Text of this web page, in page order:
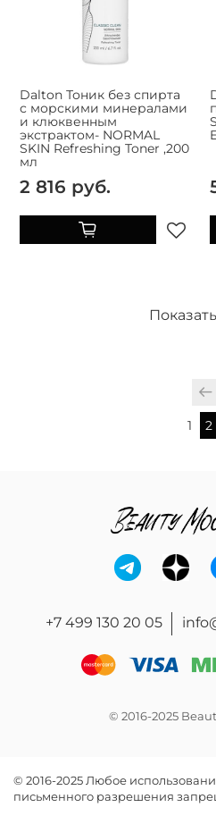
Dalton Тоник без спирта
с морскими минералами
и клюквенным
экстрактом- NORMAL
SKIN Refreshing Toner ,200
мл
2 816 руб.
1 2
+7 499 130 20 05
© 2016-2025
© 2016-2025 Любое
письменного разрешения